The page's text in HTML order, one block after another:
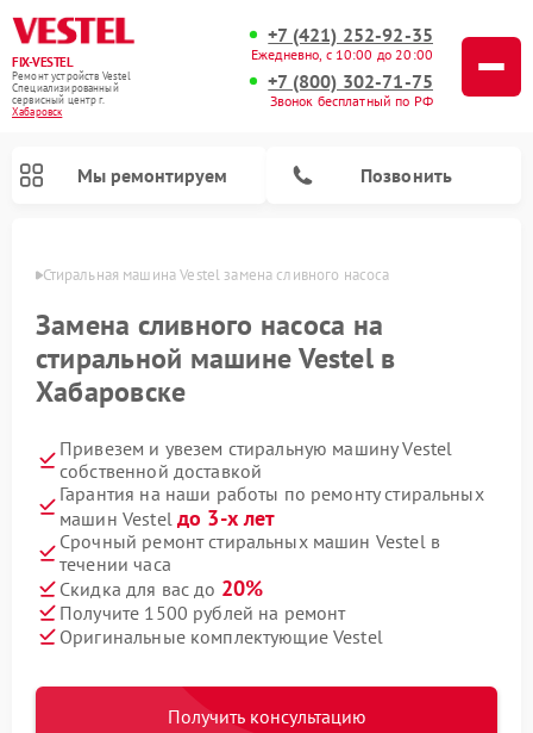
FIX-VESTEL
Ремонт устройств Vestel
Специализированный
cервисный центр г.
Хабаровск
+7 (421) 252-92-35
Ежедневно, с 10:00 до 20:00
+7 (800) 302-71-75
Звонок бесплатный по РФ
Мы ремонтируем Позвонить
Стиральная машина Vestel замена сливного насоса
Замена сливного насоса на
стиральной машине Vestel в
Хабаровске
Привезем и увезем стиральную машину Vestel
собственной доставкой
Гарантия на наши работы по ремонту стиральных
машин Vestel до 3-х лет
Срочный ремонт стиральных машин Vestel в
течении часа
Скидка для вас до 20%
Получите 1500 рублей на ремонт
Оригинальные комплектующие Vestel
Получить консультацию